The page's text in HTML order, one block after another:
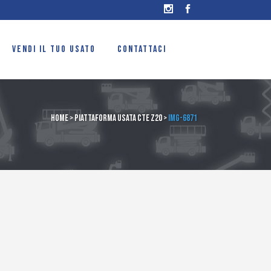
VENDI IL TUO USATO CONTATTACI
Home>Piattaforma usata cte Z20>IMG-6871